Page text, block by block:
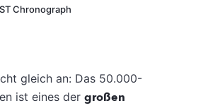
Chronograph
gleich an: Das 50.000-
ist eines der großen